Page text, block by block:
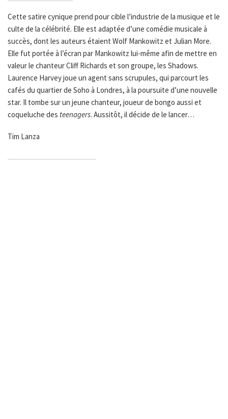
Cette satire cynique prend pour cible l’industrie de la musique et le
culte de la célébrité. Elle est adaptée d’une comédie musicale à
succès, dont les auteurs étaient Wolf Mankowitz et Julian More.
Elle fut portée à l’écran par Mankowitz lui-même afin de mettre en
valeur le chanteur Cliff Richards et son groupe, les Shadows.
Laurence Harvey joue un agent sans scrupules, qui parcourt les
cafés du quartier de Soho à Londres, à la poursuite d’une nouvelle
star. Il tombe sur un jeune chanteur, joueur de bongo aussi et
coqueluche des teenagers. Aussitôt, il décide de le lancer…
Tim Lanza